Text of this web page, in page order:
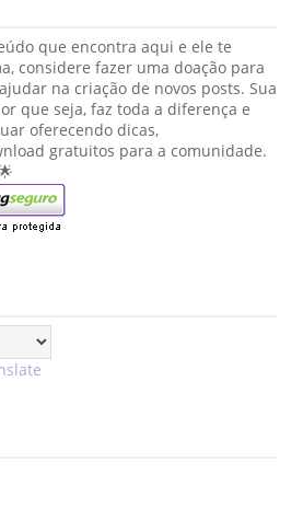
que encontra aqui e ele te
considere fazer uma doação para
na criação de novos posts. Sua
que seja, faz toda a diferença e
oferecendo dicas,
gratuitos para a comunidade.